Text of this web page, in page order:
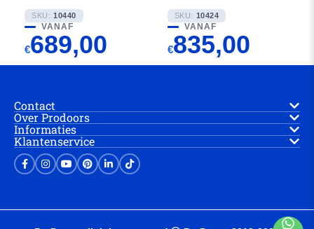
SKU: 10440
VANAF
€689,00
SKU: 10424
VANAF
€835,00
Contact
Over Prodoors
Informaties
Klantenservice